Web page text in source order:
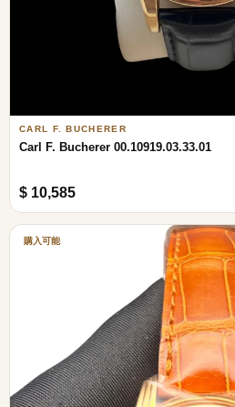
CARL F. BUCHERER
Carl F. Bucherer 00.10919.03.33.01
$ 10,585
購入可能